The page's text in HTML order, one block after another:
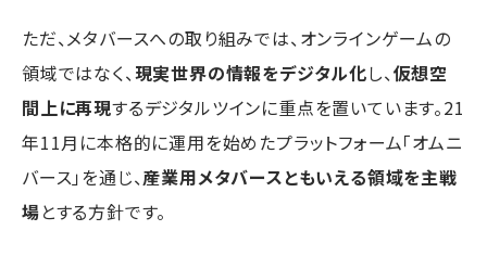
ただ、メタバースへの取り組みでは、オンラインゲームの
領域ではなく、現実世界の情報をデジタル化し、仮想空
間上に再現するデジタルツインに重点を置いています。21
年11月に本格的に運用を始めたプラットフォーム「オムニ
バース」を通じ、産業用メタバースともいえる領域を主戦
場とする方針です。